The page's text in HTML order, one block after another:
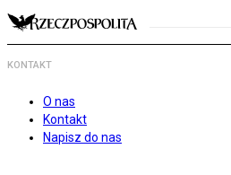
KONTAKT
O nas
Kontakt
Napisz do nas